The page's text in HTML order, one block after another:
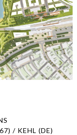
/ KEHL (DE)